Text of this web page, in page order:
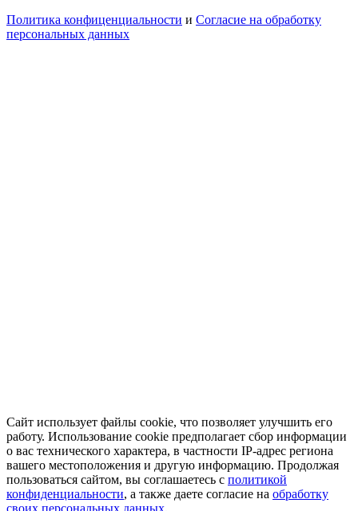
Политика конфиценциальности и Согласие на обработку
персональных данных
Сайт использует файлы cookie, что позволяет улучшить его
работу. Использование cookie предполагает сбор информации
о вас технического характера, в частности IP-адрес региона
вашего местоположения и другую информацию. Продолжая
пользоваться сайтом, вы соглашаетесь с политикой
конфиденциальности, а также даете согласие на обработку
своих персональных данных.